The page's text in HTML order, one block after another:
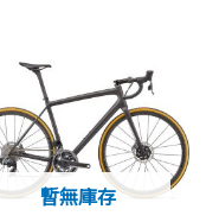
暫無庫存